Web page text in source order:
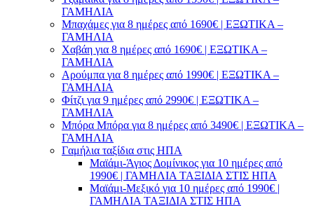
ΓΑΜΗΛΙΑ
Μπαχάμες για 8 ημέρες από 1690€ | ΕΞΩΤΙΚΑ –
ΓΑΜΗΛΙΑ
Χαβάη για 8 ημέρες από 1690€ | ΕΞΩΤΙΚΑ –
ΓΑΜΗΛΙΑ
Αρούμπα για 8 ημέρες από 1990€ | ΕΞΩΤΙΚΑ –
ΓΑΜΗΛΙΑ
Φίτζι για 9 ημέρες από 2990€ | ΕΞΩΤΙΚΑ –
ΓΑΜΗΛΙΑ
Μπόρα Μπόρα για 8 ημέρες από 3490€ | ΕΞΩΤΙΚΑ –
ΓΑΜΗΛΙΑ
Γαμήλια ταξίδια στις ΗΠΑ
Μαϊάμι-Άγιος Δομίνικος για 10 ημέρες από
1990€ | ΓΑΜΗΛΙΑ ΤΑΞΙΔΙΑ ΣΤΙΣ ΗΠΑ
Μαϊάμι-Μεξικό για 10 ημέρες από 1990€ |
ΓΑΜΗΛΙΑ ΤΑΞΙΔΙΑ ΣΤΙΣ ΗΠΑ